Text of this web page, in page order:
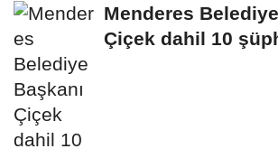
Menderes
Çiçek dahil 10